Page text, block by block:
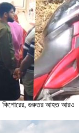
ও কিশোরের, গুরুতর আহত আরও